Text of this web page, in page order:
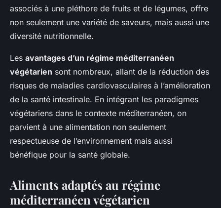
associés à une pléthore de fruits et de légumes, offre
non seulement une variété de saveurs, mais aussi une
diversité nutritionnelle.
Les avantages d’un régime méditerranéen
végétarien sont nombreux, allant de la réduction des
risques de maladies cardiovasculaires à l’amélioration
de la santé intestinale. En intégrant les paradigmes
végétariens dans le contexte méditerranéen, on
parvient à une alimentation non seulement
respectueuse de l’environnement mais aussi
bénéfique pour la santé globale.
Aliments adaptés au régime
méditerranéen végétarien